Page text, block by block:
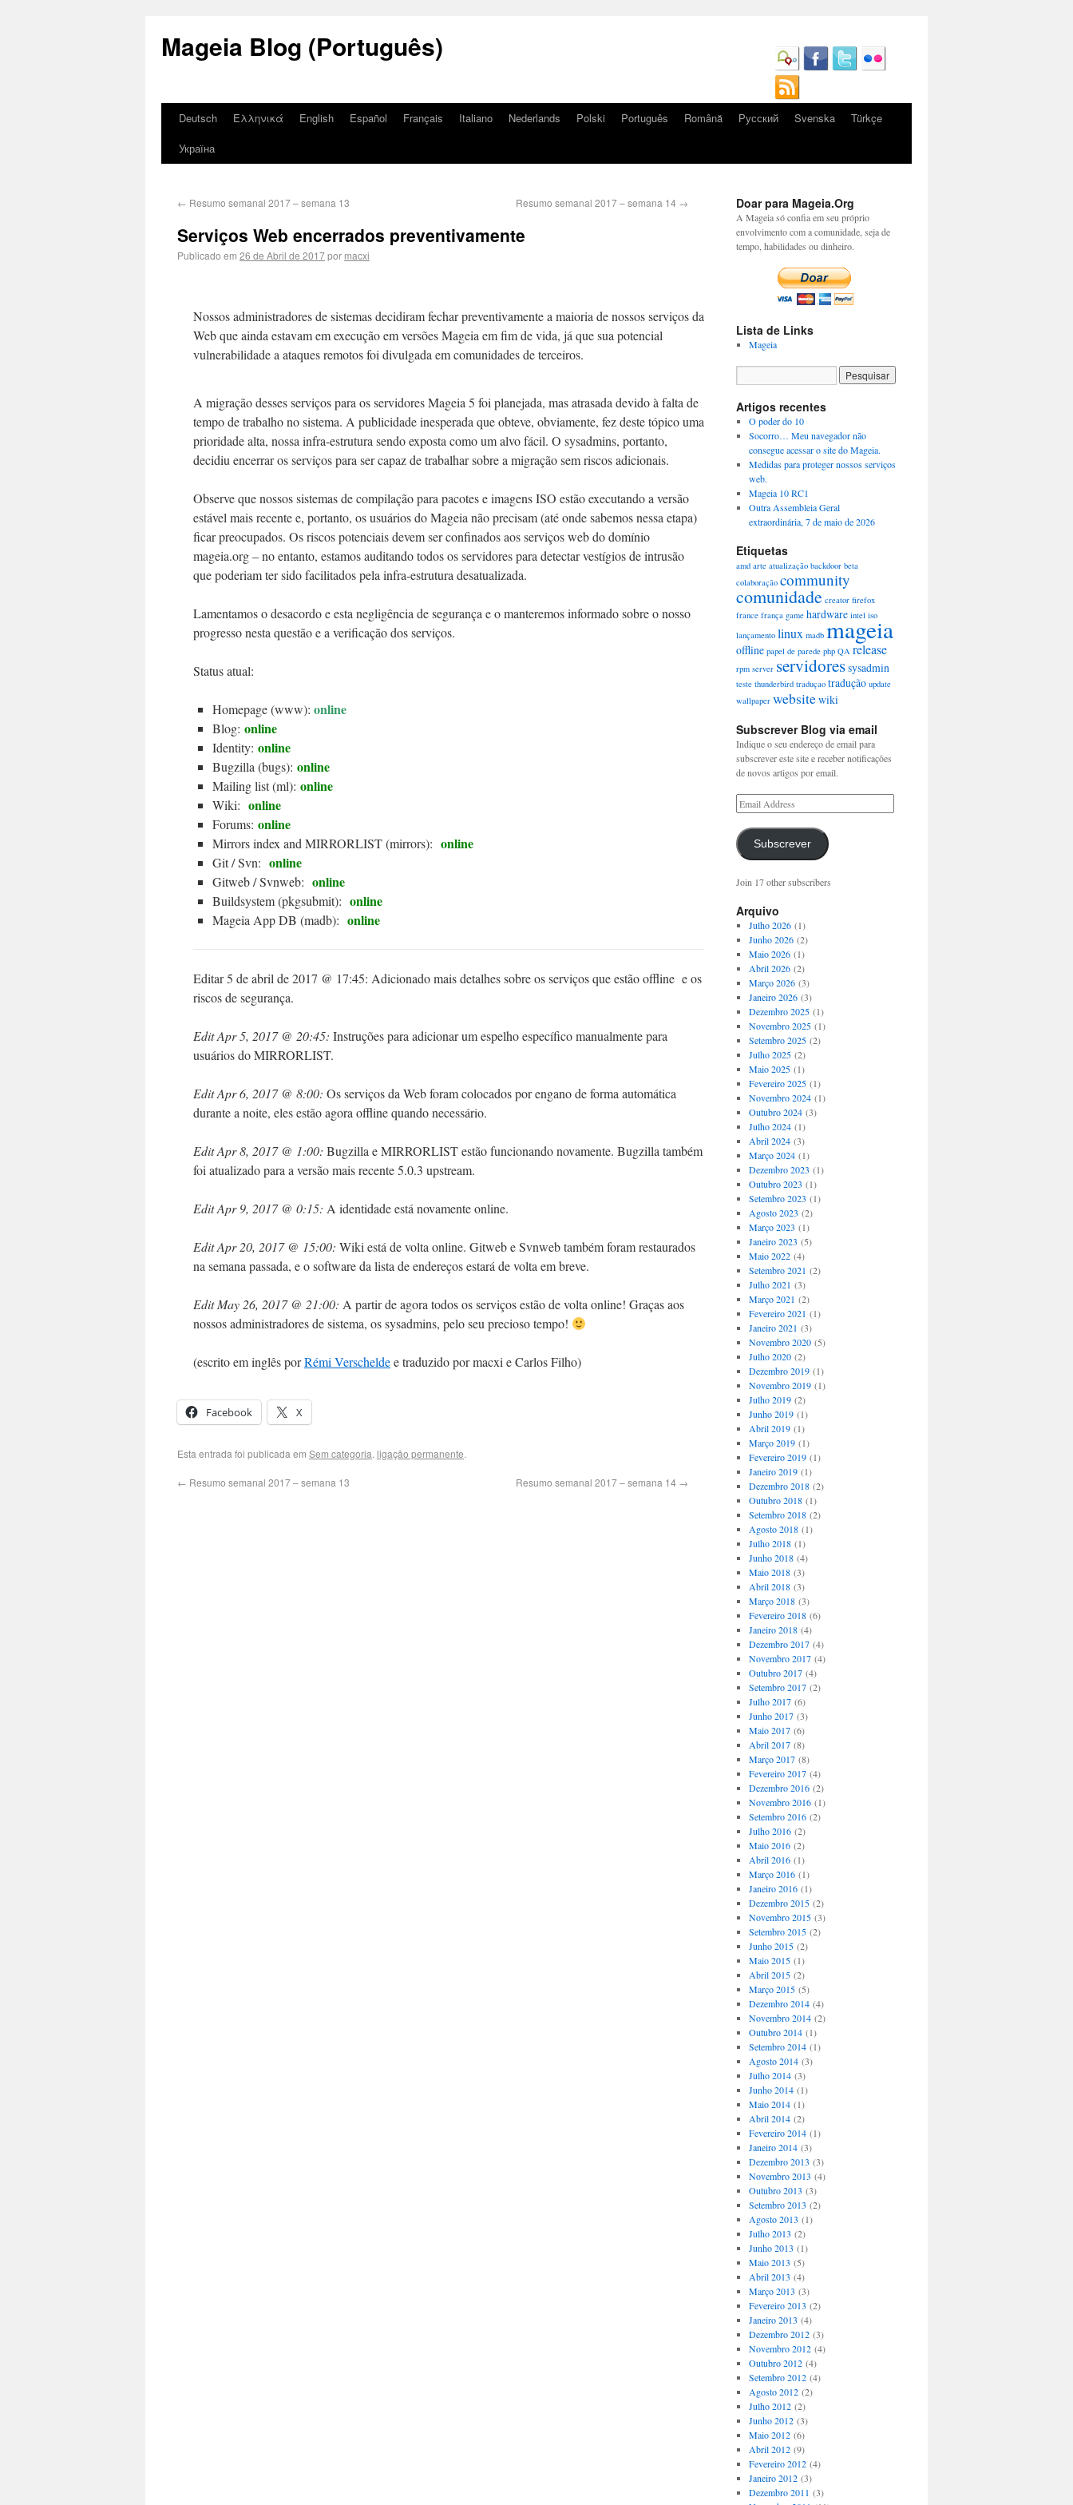
Mageia Blog (Português)
Deutsch Ελληνικά English Español Français Italiano Nederlands Polski Português Română Русский Svenska
Türkçe
Україна
← Resumo semanal 2017 – semana 13 Resumo semanal 2017 – semana 14 →
Serviços Web encerrados preventivamente
Publicado em 26 de Abril de 2017por macxi
Nossos administradores de sistemas decidiram fechar preventivamente a maioria de nossos serviços da
Web que ainda estavam em execução em versões Mageia em fim de vida, já que sua potencial
vulnerabilidade a ataques remotos foi divulgada em comunidades de terceiros.
A migração desses serviços para os servidores Mageia 5 foi planejada, mas atrasada devido à falta de
tempo de trabalho no sistema. A publicidade inesperada que obteve, obviamente, fez deste tópico uma
prioridade alta, nossa infra-estrutura sendo exposta como um alvo fácil. O sysadmins, portanto,
decidiu encerrar os serviços para ser capaz de trabalhar sobre a migração sem riscos adicionais.
Observe que nossos sistemas de compilação para pacotes e imagens ISO estão executando a versão
estável mais recente e, portanto, os usuários do Mageia não precisam (até onde sabemos nessa etapa)
ficar preocupados. Os riscos potenciais devem ser confinados aos serviços web do domínio
mageia.org – no entanto, estamos auditando todos os servidores para detectar vestígios de intrusão
que poderiam ter sido facilitados pela infra-estrutura desatualizada.
Lamentamos o desacordo e esta negligência de segurança e o manteremos informado sobre o nosso
progresso nesta questão e a verificação dos serviços.
Status atual:
Homepage (www): online
Blog: online
Identity: online
Bugzilla (bugs): online
Mailing list (ml): online
Wiki: online
Forums: online
Mirrors index and MIRRORLIST (mirrors): online
Git / Svn: online
Gitweb / Svnweb: online
Buildsystem (pkgsubmit): online
Mageia App DB (madb): online
Editar 5 de abril de 2017 @ 17:45: Adicionado mais detalhes sobre os serviços que estão offline e os
riscos de segurança.
Edit Apr 5, 2017 @ 20:45: Instruções para adicionar um espelho específico manualmente para
usuários do MIRRORLIST.
Edit Apr 6, 2017 @ 8:00: Os serviços da Web foram colocados por engano de forma automática
durante a noite, eles estão agora offline quando necessário.
Edit Apr 8, 2017 @ 1:00: Bugzilla e MIRRORLIST estão funcionando novamente. Bugzilla também
foi atualizado para a versão mais recente 5.0.3 upstream.
Edit Apr 9, 2017 @ 0:15: A identidade está novamente online.
Edit Apr 20, 2017 @ 15:00: Wiki está de volta online. Gitweb e Svnweb também foram restaurados
na semana passada, e o software da lista de endereços estará de volta em breve.
Edit May 26, 2017 @ 21:00: A partir de agora todos os serviços estão de volta online! Graças aos
nossos administradores de sistema, os sysadmins, pelo seu precioso tempo!
(escrito em inglês porRémi Verscheldee traduzido por macxi e Carlos Filho)
Facebook X
Esta entrada foi publicada em Sem categoria. ligação permanente.
← Resumo semanal 2017 – semana 13 Resumo semanal 2017 – semana 14 →
Doar para Mageia.Org
A Mageia só confia em seu próprio
envolvimento com a comunidade, seja de
tempo, habilidades ou dinheiro.
Lista de Links
Mageia
Artigos recentes
O poder do 10
Socorro… Meu navegador não
consegue acessar o site do Mageia.
Medidas para proteger nossos serviços
web.
Mageia 10 RC1
Outra Assembleia Geral
extraordinária, 7 de maio de 2026
Etiquetas
amd arte atualização backdoor beta
colaboração community
comunidade creator firefox
france frança game hardware intel iso
lançamento linux madb mageia
offline papel de parede php QA release
rpm server servidoressysadmin
teste thunderbird traduçao tradução update
wallpaper websitewiki
Subscrever Blog via email
Indique o seu endereço de email para
subscrever este site e receber notificações
de novos artigos por email.
Subscrever
Join 17 other subscribers
Arquivo
Julho 2026(1)
Junho 2026(2)
Maio 2026(1)
Abril 2026(2)
Março 2026(3)
Janeiro 2026(3)
Dezembro 2025(1)
Novembro 2025(1)
Setembro 2025(2)
Julho 2025(2)
Maio 2025(1)
Fevereiro 2025(1)
Novembro 2024(1)
Outubro 2024(3)
Julho 2024(1)
Abril 2024(3)
Março 2024(1)
Dezembro 2023 (1)
Outubro 2023 (1)
Setembro 2023 (1)
Agosto 2023 (2)
Março 2023 (1)
Janeiro 2023 (5)
Maio 2022(4)
Setembro 2021 (2)
Julho 2021 (3)
Março 2021 (2)
Fevereiro 2021 (1)
Janeiro 2021 (3)
Novembro 2020(5)
Julho 2020(2)
Dezembro 2019(1)
Novembro 2019(1)
Julho 2019(2)
Junho 2019(1)
Abril 2019(1)
Março 2019(1)
Fevereiro 2019(1)
Janeiro 2019(1)
Dezembro 2018(2)
Outubro 2018(1)
Setembro 2018(2)
Agosto 2018(1)
Julho 2018(1)
Junho 2018(4)
Maio 2018(3)
Abril 2018(3)
Março 2018(3)
Fevereiro 2018(6)
Janeiro 2018(4)
Dezembro 2017(4)
Novembro 2017(4)
Outubro 2017(4)
Setembro 2017(2)
Julho 2017(6)
Junho 2017(3)
Maio 2017(6)
Abril 2017(8)
Março 2017(8)
Fevereiro 2017(4)
Dezembro 2016(2)
Novembro 2016(1)
Setembro 2016(2)
Julho 2016(2)
Maio 2016(2)
Abril 2016(1)
Março 2016(1)
Janeiro 2016(1)
Dezembro 2015(2)
Novembro 2015(3)
Setembro 2015(2)
Junho 2015(2)
Maio 2015(1)
Abril 2015(2)
Março 2015(5)
Dezembro 2014(4)
Novembro 2014(2)
Outubro 2014(1)
Setembro 2014(1)
Agosto 2014(3)
Julho 2014(3)
Junho 2014(1)
Maio 2014(1)
Abril 2014(2)
Fevereiro 2014(1)
Janeiro 2014(3)
Dezembro 2013 (3)
Novembro 2013 (4)
Outubro 2013 (3)
Setembro 2013 (2)
Agosto 2013 (1)
Julho 2013 (2)
Junho 2013 (1)
Maio 2013 (5)
Abril 2013 (4)
Março 2013 (3)
Fevereiro 2013 (2)
Janeiro 2013 (4)
Dezembro 2012(3)
Novembro 2012(4)
Outubro 2012(4)
Setembro 2012(4)
Agosto 2012(2)
Julho 2012(2)
Junho 2012(3)
Maio 2012(6)
Abril 2012(9)
Fevereiro 2012(4)
Janeiro 2012(3)
Dezembro 2011 (3)